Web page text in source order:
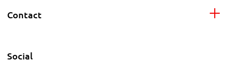
Contact
Social